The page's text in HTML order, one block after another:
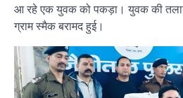
आ रहे एक युवक को पकड़ा। युवक की
ग्राम स्मैक बरामद हुई।